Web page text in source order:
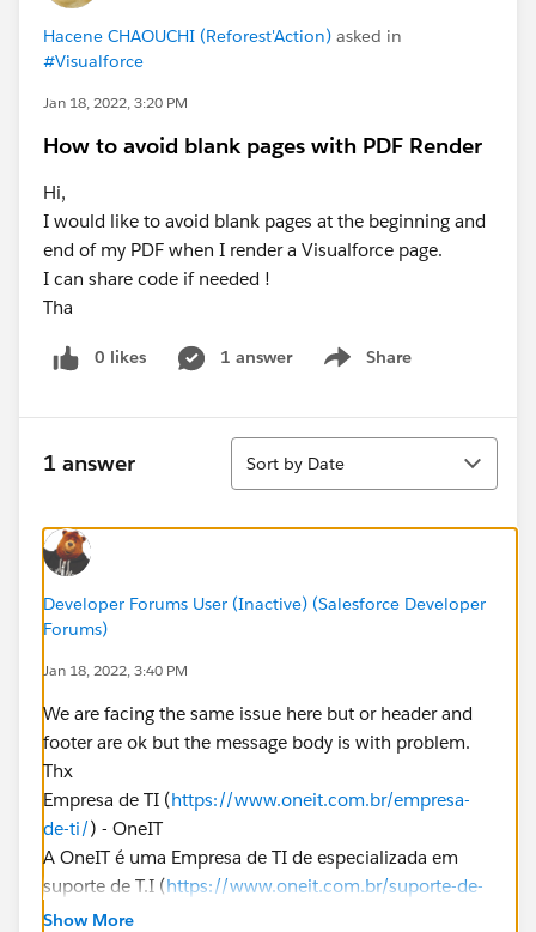
Hacene CHAOUCHI (Reforest'Action) asked in
#Visualforce
Jan 18, 2022, 3:20 PM
How to avoid blank pages with PDF Render
Hi,
I would like to avoid blank pages at the beginning and
end of my PDF when I render a Visualforce page.
I can share code if needed !
Tha
0 likes 1 answer Share
Show menu
1 answer
Sort
Sort by Date
Developer Forums User (Inactive) (Salesforce Developer
Forums)
Jan 18, 2022, 3:40 PM
We are facing the same issue here but or header and
footer are ok but the message body is with problem.
Thx
Empresa de TI (https://www.oneit.com.br/empresa-
de-ti/) - OneIT
A OneIT é uma Empresa de TI de especializada em
suporte de T.I (https://www.oneit.com.br/suporte-de-
ti-para-empresas/
Show More